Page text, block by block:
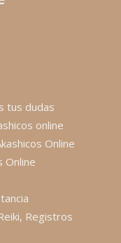
tus dudas
online
Online
Online
Registros